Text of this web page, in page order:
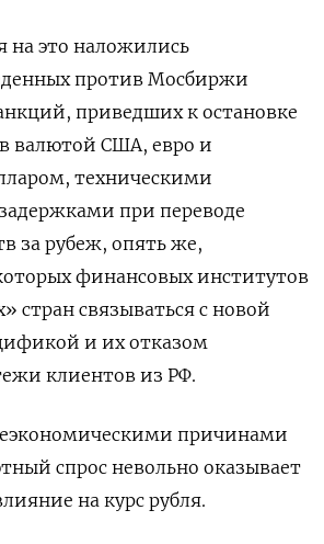
на это наложились
против Мосбиржи
приведших к остановке
валютой США, евро и
техническими
при переводе
за рубеж, опять же,
финансовых институтов
стран связываться с новой
и их отказом
клиентов из РФ.
причинами
спрос невольно оказывает
на курс рубля.